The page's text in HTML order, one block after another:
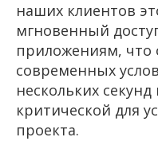
наших клиентов
мгновенный
приложениям, что
современных
нескольких
критической для
проекта.